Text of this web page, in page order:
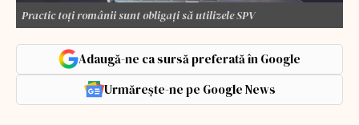
Practic toți românii sunt obligați să utilizele SPV
Adaugă-ne ca sursă preferată în Google
Urmărește-ne pe Google News